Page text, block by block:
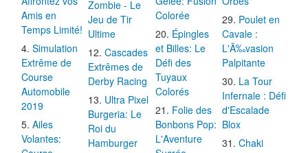
Amis en
Temps Limité!
Simulation
Extrême de
Course
Automobile
2019
Ailes
Volantes:
Zombie - Le
Jeu de Tir
Ultime
Cascades
Extrêmes de
Derby Racing
Ultra Pixel
Burgeria: Le
Roi du
Hamburger
Colorée
Épingles
et Billes: Le
Défi des
Tuyaux
Colorés
Folie des
Bonbons Pop:
L'Aventure
Poulet en
Cavale :
L'Ã‰vasion
Palpitante
La Tour
Infernale : Défi
d'Escalade
Blox
Chaki